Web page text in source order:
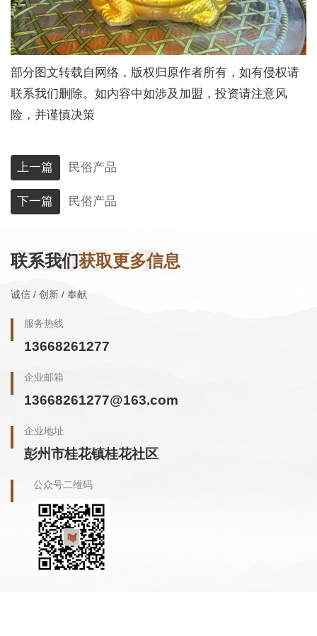
部分图文转载自网络，版权归原作者所有，如有侵权请
联系我们删除。如内容中如涉及加盟，投资请注意风
险，并谨慎决策
上一篇 民俗产品
下一篇 民俗产品
CONTACT
联系我们获取更多信息
诚信 / 创新 / 奉献
服务热线
13668261277
企业邮箱
13668261277@163.com
企业地址
彭州市桂花镇桂花社区
公众号二维码